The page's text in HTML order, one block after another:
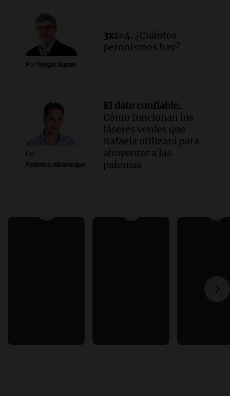
Por Sergio Suppo
3x1=4. ¿Cuántos
peronismos hay?
Por
Federico Albarenque
El dato confiable.
Cómo funcionan los
láseres verdes que
Rafaela utilizará para
ahuyentar a las
palomas